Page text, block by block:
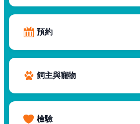
預約
飼主與寵物
檢驗